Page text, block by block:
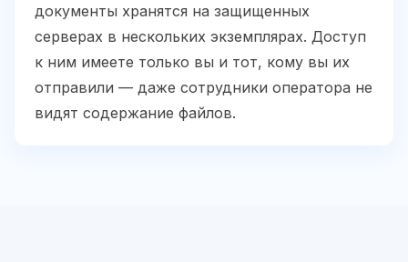
документы хранятся на защищенных
серверах в нескольких экземплярах. Доступ
к ним имеете только вы и тот, кому вы их
отправили — даже сотрудники оператора не
видят содержание файлов.